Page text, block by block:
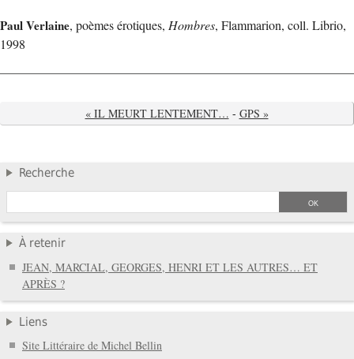
Paul Verlaine, poèmes érotiques, Hombres, Flammarion, coll. Librio,
1998
« IL MEURT LENTEMENT… - GPS »
Recherche
À retenir
JEAN, MARCIAL, GEORGES, HENRI ET LES AUTRES… ET
APRÈS ?
Liens
Site Littéraire de Michel Bellin